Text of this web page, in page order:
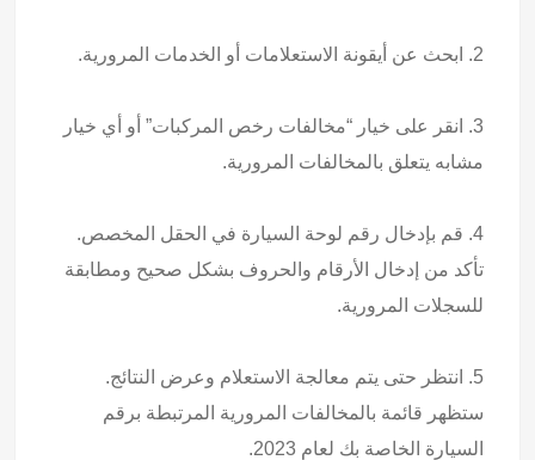
2. ابحث عن أيقونة الاستعلامات أو الخدمات المرورية.
3. انقر على خيار “مخالفات رخص المركبات” أو أي خيار
مشابه يتعلق بالمخالفات المرورية.
4. قم بإدخال رقم لوحة السيارة في الحقل المخصص.
تأكد من إدخال الأرقام والحروف بشكل صحيح ومطابقة
للسجلات المرورية.
5. انتظر حتى يتم معالجة الاستعلام وعرض النتائج.
ستظهر قائمة بالمخالفات المرورية المرتبطة برقم
السيارة الخاصة بك لعام 2023.